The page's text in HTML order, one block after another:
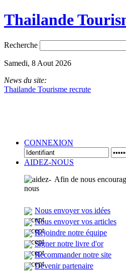
Thailande
Recherche
Samedi, 8 Aout 2026
News du site:
Thailande Tourisme recrute
CONNEXION
AIDEZ-NOUS
Afin de nous
Nous envoyer vos idées
Nous envoyer vos articles
Rejoindre notre équipe
Signer notre livre d'or
Recommander notre site
Devenir partenaire